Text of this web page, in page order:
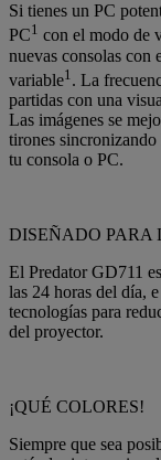
Si tienes un PC
PC1 con el modo de
nuevas consolas con
variable1 . La
partidas con una
Las imágenes se
tirones
tu consola o PC.
DISEÑADO PARA
El Predator GD711
las 24 horas del día,
tecnologías para
del proyector.
¡QUÉ COLORES!
Siempre que sea